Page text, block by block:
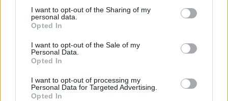
not limited to your visit or usage behaviour. You may click to
grant or deny consent to Google and its third-party tags to
use your data for below specified purposes in below Google
consent section.
I want to opt-out of the Sharing of my
personal data.
Opted In
I want to opt-out of the Sale of my
Personal Data.
Opted In
I want to opt-out of processing my
Personal Data for Targeted Advertising.
Opted In
világevő•
Akár a Nobuban is ehetsz féláron március 10-én, de
ehhez nagyon gyorsnak kell lenned a
foglalással!Léböjt közben (a felén már túl vagyok,
egy előre életben, jön majd a részletes beszámoló) is
sikerült átnéznem a 700-as listát, itt vannak az
ajánlataim.